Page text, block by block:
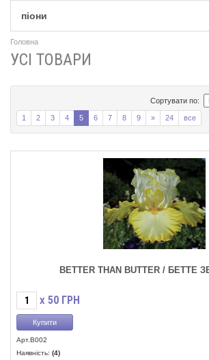
піони
Головна
УСІ ТОВАРИ
Сортувати по:
1 2 3 4 5 6 7 8 9 » 24 все
BETTER THAN BUTTER / БЕТТЕ
X 50 ГРН
Арт.B002
Наявність: (4)